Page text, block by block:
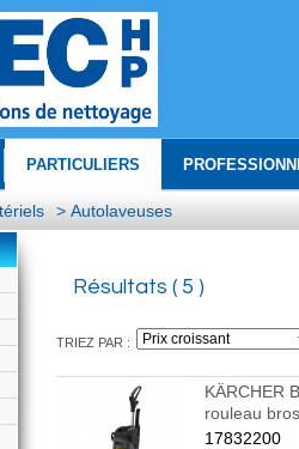
PARTICULIERS
> Autolaveuses
Résultats ( 5 )
TRIEZ PAR :
KÄRCHER
rouleau
17832200